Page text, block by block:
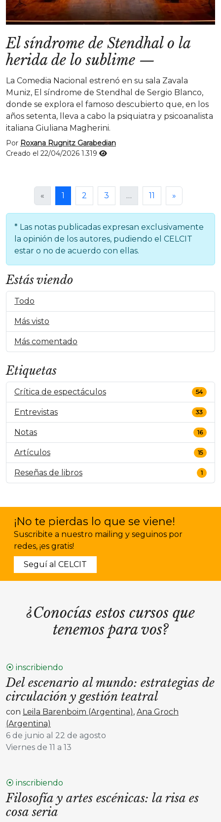
El síndrome de Stendhal o la
herida de lo sublime —
La Comedia Nacional estrenó en su sala Zavala
Muniz, El síndrome de Stendhal de Sergio Blanco,
donde se explora el famoso descubierto que, en los
años setenta, lleva a cabo la psiquiatra y psicoanalista
italiana Giuliana Magherini.
Por Roxana Rugnitz Garabedian
Creado el 22/04/2026 1.319
« 1 2 3 … 11 »
* Las notas publicadas expresan exclusivamente
la opinión de los autores, pudiendo el CELCIT
estar o no de acuerdo con ellas.
Estás viendo
Todo
Más visto
Más comentado
Etiquetas
Crítica de espectáculos 54
Entrevistas 33
Notas 16
Artículos 15
Reseñas de libros 1
¡No te pierdas lo que se viene!
Suscribite a nuestro mailing y seguinos por
redes, ¡es gratis!
Seguí al CELCIT
¿Conocías estos cursos que
tenemos para vos?
⦿ inscribiendo
Del escenario al mundo: estrategias de
circulación y gestión teatral
con Leila Barenboim (Argentina), Ana Groch
(Argentina)
6 de junio al 22 de agosto
Viernes de 11 a 13
⦿ inscribiendo
Filosofía y artes escénicas: la risa es
cosa seria